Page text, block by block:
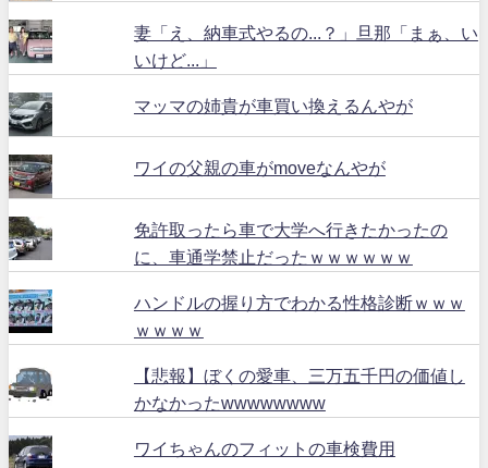
妻「え、納車式やるの...？」旦那「まぁ、い
いけど...」
マッマの姉貴が車買い換えるんやが
ワイの父親の車がmoveなんやが
免許取ったら車で大学へ行きたかったの
に、車通学禁止だったｗｗｗｗｗｗ
ハンドルの握り方でわかる性格診断ｗｗｗ
ｗｗｗｗ
【悲報】ぼくの愛車、三万五千円の価値し
かなかったwwwwwwww
ワイちゃんのフィットの車検費用